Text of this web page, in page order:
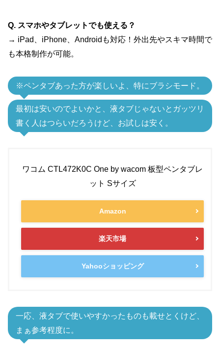
Q. スマホやタブレットでも使える？
→ iPad、iPhone、Androidも対応！外出先やスキマ時間で
も本格制作が可能。
※ペンタブあった方が楽しいよ、特にブラシモード。
最初は安いのでよいかと、液タブじゃないとガッツリ
書く人はつらいだろうけど、お試しは安く。
ワコム CTL472K0C One by wacom 板型ペンタブレ
ット Sサイズ
Amazon
楽天市場
Yahooショッピング
一応、液タブで使いやすかったものも載せとくけど、
まぁ参考程度に。